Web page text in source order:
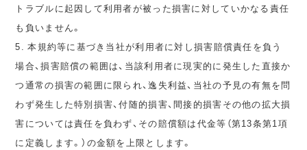
トラブルに起因して利用者が被った損害に対していかなる責任
も負いません。
5. 本規約等に基づき当社が利用者に対し損害賠償責任を負う
場合、損害賠償の範囲は、当該利用者に現実的に発生した直接か
つ通常の損害の範囲に限られ、逸失利益、当社の予見の有無を問
わず発生した特別損害、付随的損害、間接的損害その他の拡大損
害については責任を負わず、その賠償額は代金等（第13条第1項
に定義します。）の金額を上限とします。